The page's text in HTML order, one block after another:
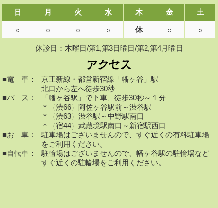
日 月 火 水 木 金 土
○ ○ ○ ○ 休 ○ ○
休診日：木曜日/第1,第3日曜日/第2,第4月曜日
■電 車：
京王新線・都営新宿線「幡ヶ谷」駅
北口から左へ徒歩30秒
■バ ス：
「幡ヶ谷駅」で下車、徒歩30秒～１分
＊（渋66）阿佐ヶ谷駅前～渋谷駅
＊（渋63）渋谷駅～中野駅南口
＊（宿44）武蔵境駅南口～新宿駅西口
■お 車：
駐車場はございませんので、すぐ近くの有料駐車場
をご利用ください。
■自転車：
駐輪場はございませんので、幡ヶ谷駅の駐輪場など
すぐ近くの駐輪場をご利用ください。